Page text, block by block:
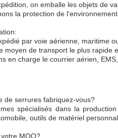
on emballe les objets de
la protection de
par voie aérienne, maritime
moyen de transport le plus rapide
en charge le courrier aérien,
de serrures fabriquez-vous?
spécialisés dans la
outils de matériel
MOQ?